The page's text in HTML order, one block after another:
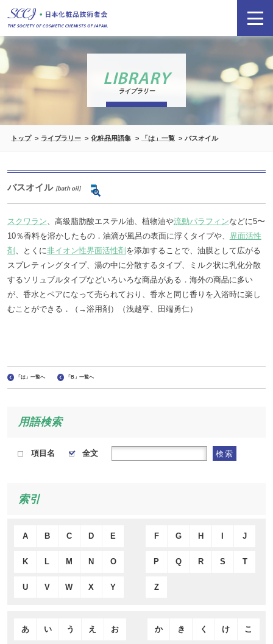
LIBRARY
ライブラリー
トップ ライブラリー 化粧品用語集 「は」一覧 バスオイル
バスオイル [bath oil]
スクワラン、高級脂肪酸エステル油、植物油や流動パラフィンなどに5〜
10％香料を溶かしたもの．油滴が風呂の表面に浮くタイプや、 界面活性
剤 、とくに非イオン性界面活性剤 を添加することで、油膜として広がる
スプレティングタイプ、湯の中に分散するタイプ、ミルク状に乳化分散
するソリュブルタイプなどいろいろな商品がある．海外の商品に多い
が、香水とペアになって売られており、香水と同じ香りを入浴時に楽し
むことができる．（→浴用剤）（浅越亨、田端勇仁）
「は」一覧へ 「B」一覧へ
用語検索
項目名 全文 検索
索引
A B C D E F G H J
K L M N O P Q R S T
U V W X Y Z
あ い う え お か き く け こ